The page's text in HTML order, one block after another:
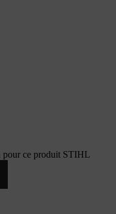
pour ce produit STIHL